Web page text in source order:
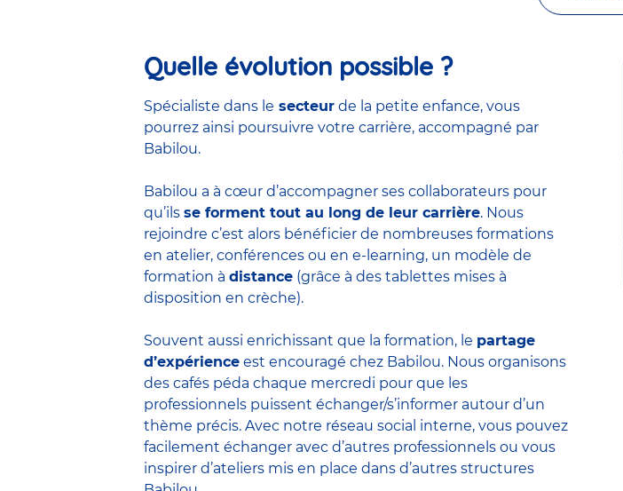
Quelle évolution possible ?
Spécialiste dans le secteur de la petite enfance, vous
pourrez ainsi poursuivre votre carrière, accompagné par
Babilou.
Babilou a à cœur d’accompagner ses collaborateurs pour
qu’ils se forment tout au long de leur carrière. Nous
rejoindre c’est alors bénéficier de nombreuses formations
en atelier, conférences ou en e-learning, un modèle de
formation à distance (grâce à des tablettes mises à
disposition en crèche).
Souvent aussi enrichissant que la formation, le partage
d’expérience est encouragé chez Babilou. Nous organisons
des cafés péda chaque mercredi pour que les
professionnels puissent échanger/s’informer autour d’un
thème précis. Avec notre réseau social interne, vous pouvez
facilement échanger avec d’autres professionnels ou vous
inspirer d’ateliers mis en place dans d’autres structures